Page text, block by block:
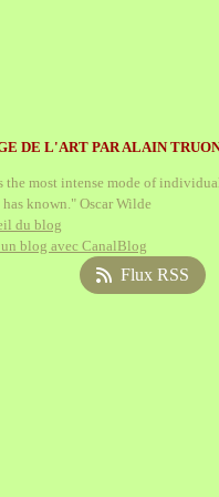
DE L'ART PAR ALAIN
the most intense mode of
known." Oscar Wilde
du blog
un blog avec CanalBlog
Flux RSS